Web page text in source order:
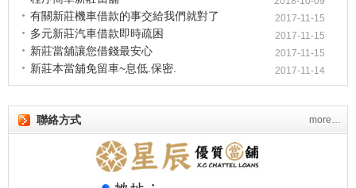
有關新莊機車借款的事交給我們就對了 2017-11-15
多元新莊汽車借款即時疏困 2017-11-15
新莊當舖讓您借錢最安心 2017-11-15
新莊本當舖免留車~息低.保密. 2017-11-14
聯絡方式 more…